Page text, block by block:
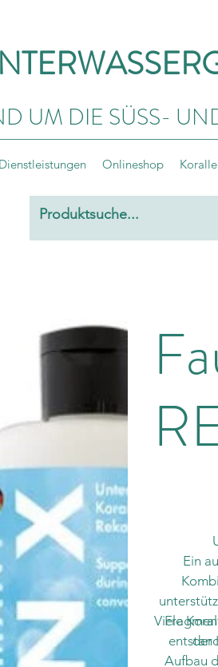
UM DIE SÜSS-
Dienstleistungen Onlineshop
Ein
Aufbau
Viele
der